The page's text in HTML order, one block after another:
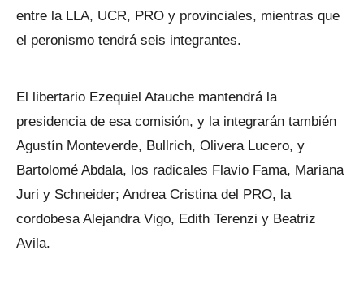
entre la LLA, UCR, PRO y provinciales, mientras que
el peronismo tendrá seis integrantes.
El libertario Ezequiel Atauche mantendrá la
presidencia de esa comisión, y la integrarán también
Agustín Monteverde, Bullrich, Olivera Lucero, y
Bartolomé Abdala, los radicales Flavio Fama, Mariana
Juri y Schneider; Andrea Cristina del PRO, la
cordobesa Alejandra Vigo, Edith Terenzi y Beatriz
Avila.